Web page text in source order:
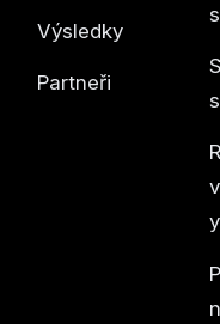
Výsledky
Partneři